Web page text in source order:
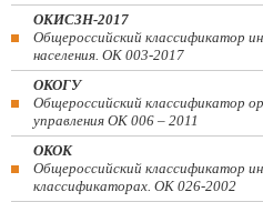
ОКИСЗН-2017
Общероссийский классификатор
населения. ОК 003-2017
ОКОГУ
Общероссийский классификатор
управления ОК 006 – 2011
ОКОК
Общероссийский классификатор
классификаторах. ОК 026-2002